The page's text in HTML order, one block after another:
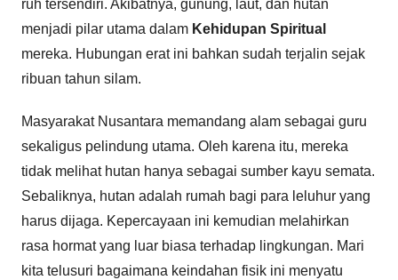
ruh tersendiri. Akibatnya, gunung, laut, dan hutan
menjadi pilar utama dalam Kehidupan Spiritual
mereka. Hubungan erat ini bahkan sudah terjalin sejak
ribuan tahun silam.
Masyarakat Nusantara memandang alam sebagai guru
sekaligus pelindung utama. Oleh karena itu, mereka
tidak melihat hutan hanya sebagai sumber kayu semata.
Sebaliknya, hutan adalah rumah bagi para leluhur yang
harus dijaga. Kepercayaan ini kemudian melahirkan
rasa hormat yang luar biasa terhadap lingkungan. Mari
kita telusuri bagaimana keindahan fisik ini menyatu